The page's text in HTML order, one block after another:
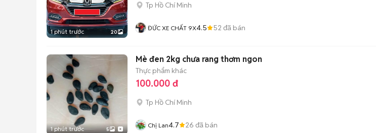
1 phút trước 20
Tp Hồ Chí Minh
ĐỨC XE CHẤT 9X4.5 52 đã bán
1 phút trước 5
Mè đen 2kg chưa rang thơm ngon
Thực phẩm khác
100.000 đ
Tp Hồ Chí Minh
Chị Lan4.7 26 đã bán